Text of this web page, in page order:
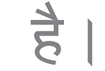
है।